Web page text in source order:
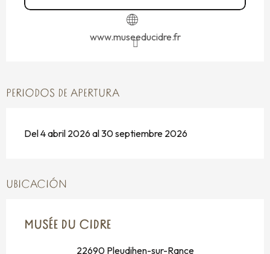
www.museeducidre.fr
PERIODOS DE APERTURA
Del 4 abril 2026 al 30 septiembre 2026
UBICACIÓN
MUSÉE DU CIDRE
22690 Pleudihen-sur-Rance